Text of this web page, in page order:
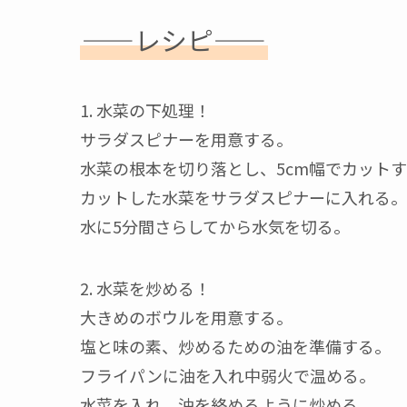
——レシピ——
1. 水菜の下処理！
サラダスピナーを用意する。
水菜の根本を切り落とし、5cm幅でカット
カットした水菜をサラダスピナーに入れる。
水に5分間さらしてから水気を切る。
2. 水菜を炒める！
大きめのボウルを用意する。
塩と味の素、炒めるための油を準備する。
フライパンに油を入れ中弱火で温める。